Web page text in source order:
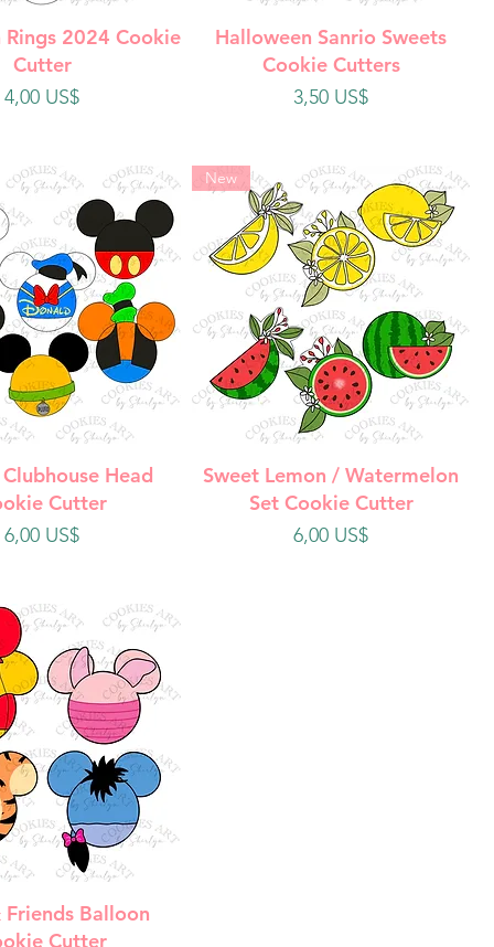
rápida
Rings 2024 Cookie
Cutter
Precio
4,00 US$
Vista rápida
Halloween Sanrio Sweets
Cookie Cutters
Precio
3,50 US$
rápida Head
Cutter
Precio
6,00 US$
Vista rápida
New
Sweet Lemon / Watermelon
Set Cookie Cutter
Precio
6,00 US$
rápida
Friends Balloon
Cutter